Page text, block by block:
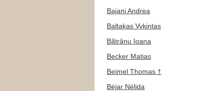
Bajani Andrea
Baltakas Vykintas
Bãtrânu Ioana
Becker Matias
Beimel Thomas †
Béjar Nélida